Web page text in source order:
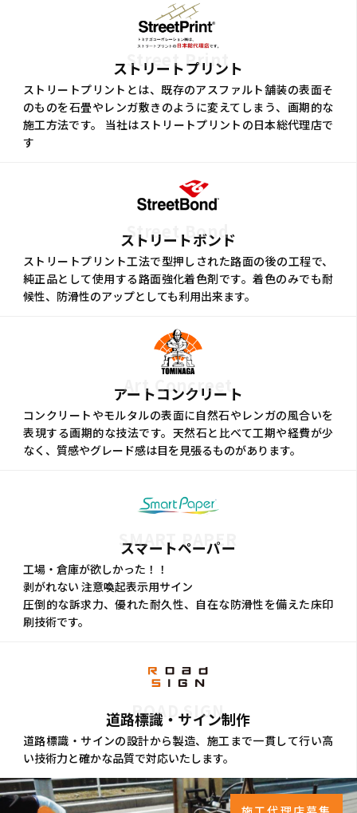
Street Print
ストリートプリント
ストリートプリントとは、既存のアスファルト舗装の表面そ
のものを石畳やレンガ敷きのように変えてしまう、画期的な
施工方法です。 当社はストリートプリントの日本総代理店で
す
Street Bond
ストリートボンド
ストリートプリント工法で型押しされた路面の後の工程で、
純正品として使用する路面強化着色剤です。着色のみでも耐
候性、防滑性のアップとしても利用出来ます。
Art Concreet
アートコンクリート
コンクリートやモルタルの表面に自然石やレンガの風合いを
表現する画期的な技法です。天然石と比べて工期や経費が少
なく、質感やグレード感は目を見張るものがあります。
SMART PAPER
スマートペーパー
工場・倉庫が欲しかった！！
剥がれない 注意喚起表示用サイン
圧倒的な訴求力、優れた耐久性、自在な防滑性を備えた床印
刷技術です。
ROAD SIGN
道路標識・サイン制作
道路標識・サインの設計から製造、施工まで一貫して行い高
い技術力と確かな品質で対応いたします。